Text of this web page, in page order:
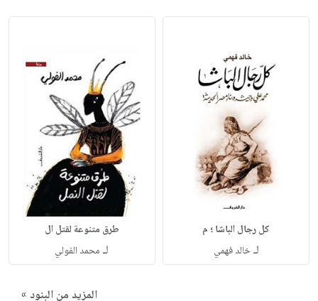
كل رجال الباشا ؛ م
لـخالد فهمي
طرق متنوعة لقتل ال
لـ محمد الفولي
المزيد من البنود »